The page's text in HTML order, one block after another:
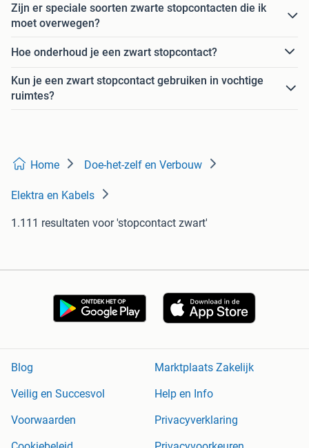
Zijn er speciale soorten zwarte stopcontacten die ik
moet overwegen?
Hoe onderhoud je een zwart stopcontact?
Kun je een zwart stopcontact gebruiken in vochtige
ruimtes?
Home Doe-het-zelf en Verbouw
Elektra en Kabels
1.111 resultaten voor 'stopcontact zwart'
Blog
Marktplaats Zakelijk
Veilig en Succesvol
Help en Info
Voorwaarden
Privacyverklaring